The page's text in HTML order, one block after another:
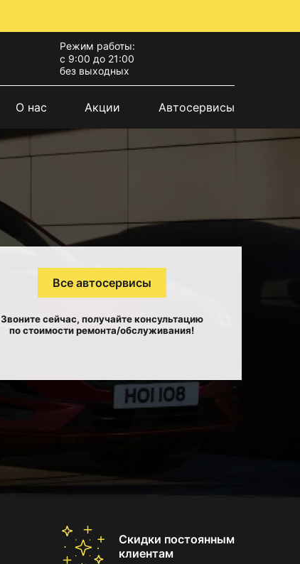
Режим работы:
с 9:00 до 21:00
без выходных
О нас Акции Автосервисы
Все автосервисы
Звоните сейчас, получайте консультацию
по стоимости ремонта/обслуживания!
Скидки постоянным
клиентам